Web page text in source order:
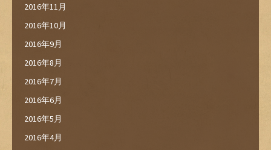
2016年11月
2016年10月
2016年9月
2016年8月
2016年7月
2016年6月
2016年5月
2016年4月